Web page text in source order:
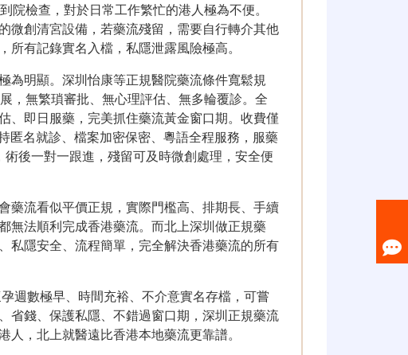
檢查，對於日常工作繁忙的港人極為不便。
微創清宮設備，若藥流殘留，需要自行轉介其他
有記錄實名入檔，私隱泄露風險極高。
為明顯。深圳怡康等正規醫院藥流條件寬鬆規
，無繁瑣審批、無心理評估、無多輪覆診。全
、即日服藥，完美抓住藥流黃金窗口期。收費僅
匿名就診、檔案加密保密、粵語全程服務，服藥
後一對一跟進，殘留可及時微創處理，安全便
藥流看似平價正規，實際門檻高、排期長、手續
無法順利完成香港藥流。而北上深圳做正規藥
私隱安全、流程簡單，完全解決香港藥流的所有
週數極早、時間充裕、不介意實名存檔，可嘗
省錢、保護私隱、不錯過窗口期，深圳正規藥流
，北上就醫遠比香港本地藥流更靠譜。